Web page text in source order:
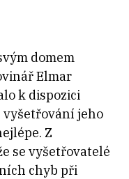
domem
Elmar
k dispozici
vyšetřování jeho
Z
se vyšetřovatelé
chyb při